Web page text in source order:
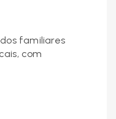
familiares
com